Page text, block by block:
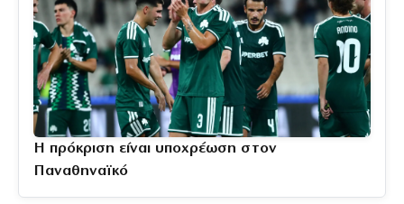
Η πρόκριση είναι υποχρέωση στον
Παναθηναϊκό